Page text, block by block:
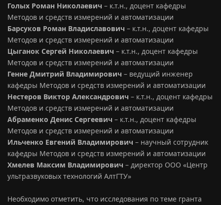
Голых Роман Николаевич – к.т.н., доцент кафедры
Методов и средств измерений и автоматизации
Барсуков Роман Владиславович – к.т.н., доцент кафедры
Методов и средств измерений и автоматизации
Цыганок Сергей Николаевич – к.т.н., доцент кафедры
Методов и средств измерений и автоматизации
Генне Дмитрий Владимирович – ведущий инженер
кафедры Методов и средств измерений и автоматизации
Нестеров Виктор Александрович – к.т.н., доцент кафедры
Методов и средств измерений и автоматизации
Абраменко Денис Сергеевич – к.т.н., доцент кафедры
Методов и средств измерений и автоматизации
Ильченко Евгений Владимирович – научный сотрудник
кафедры Методов и средств измерений и автоматизации
Хмелев Максим Владимирович – директор ООО «Центр
ультразвуковых технологий АлтГТУ»
Необходимо отметить, что исследования по теме гранта